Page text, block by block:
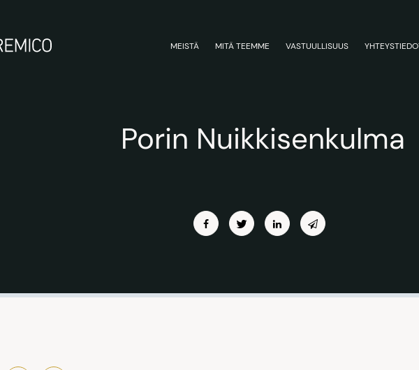
MEISTÄ MITÄ TEEMME VASTUULLISUUS
Porin Nuikkisenkulma